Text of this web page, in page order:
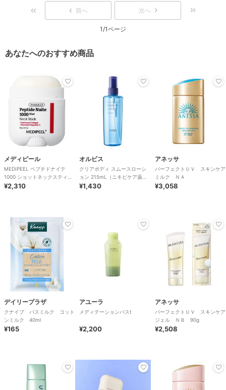
前へ 次へ
1/1ページ
あなたへのおすすめ商品
メディピール
MEDIPEEL ペプチドナイテ
1000 ショットネックスティッ
ク(韓国コスメ)
¥2,310
オルビス
クリアボディ スムースローシ
ョン 215mL（ニキビケア薬用
ボディローション）［医薬部外
¥1,430
アネッサ
パーフェクトＵＶ スキンケア
ミルク ＮＡ
¥3,058
デイリープラザ
クナイプ バスミルク コット
ンミルク 40ml
¥165
アユーラ
メディテーションバスt
¥2,200
アネッサ
パーフェクトＵＶ スキンケア
ジェル ＮＢ 90g
¥2,508